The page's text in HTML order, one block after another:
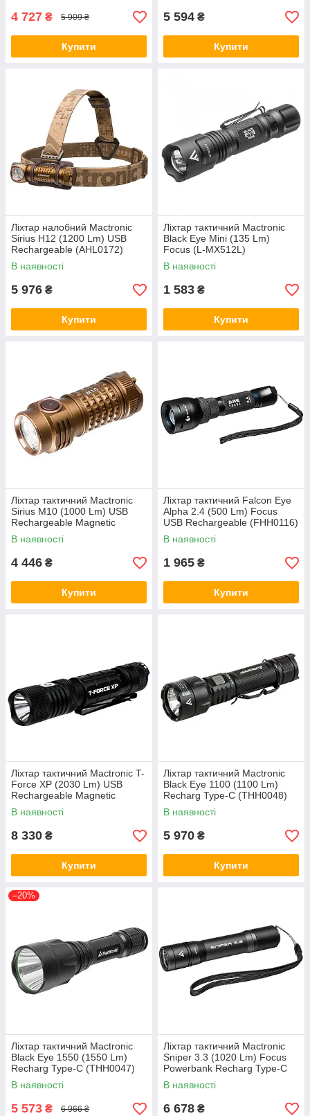
4 727 ₴ 5 909 ₴
Купити
5 594 ₴
Купити
Ліхтар налобний Mactronic
Sirius H12 (1200 Lm) USB
Rechargeable (AHL0172)
В наявності
5 976 ₴
Купити
Ліхтар тактичний Mactronic
Black Eye Mini (135 Lm)
Focus (L-MX512L)
В наявності
1 583 ₴
Купити
Ліхтар тактичний Mactronic
Sirius M10 (1000 Lm) USB
Rechargeable Magnetic
(THH0171)
В наявності
4 446 ₴
Купити
Ліхтар тактичний Falcon Eye
Alpha 2.4 (500 Lm) Focus
USB Rechargeable (FHH0116)
В наявності
1 965 ₴
Купити
Ліхтар тактичний Mactronic T-
Force XP (2030 Lm) USB
Rechargeable Magnetic
(THH0211)
В наявності
8 330 ₴
Купити
Ліхтар тактичний Mactronic
Black Eye 1100 (1100 Lm)
Recharg Type-C (THH0048)
В наявності
5 970 ₴
Купити
–20%
Ліхтар тактичний Mactronic
Black Eye 1550 (1550 Lm)
Recharg Type-C (THH0047)
В наявності
5 573 ₴ 6 966 ₴
Ліхтар тактичний Mactronic
Sniper 3.3 (1020 Lm) Focus
Powerbank Recharg Type-C
(THH0064)
В наявності
6 678 ₴